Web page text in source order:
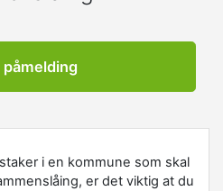
påmelding
i en kommune som skal
er det viktig at du